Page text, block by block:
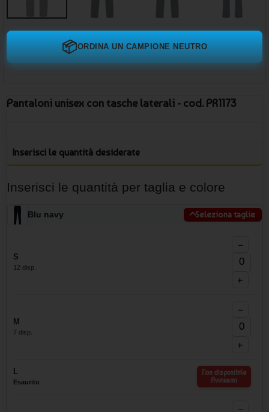
📦ORDINA UN CAMPIONE NEUTRO
Pantaloni unisex con tasche laterali - cod. PR1173
Inserisci le quantità desiderate
Inserisci le quantità per taglia e colore
Blu navy Seleziona taglie
S
12 disp.
−
+
M
7 disp.
−
+
L
Esaurito
Non disponibile
Avvisami
−